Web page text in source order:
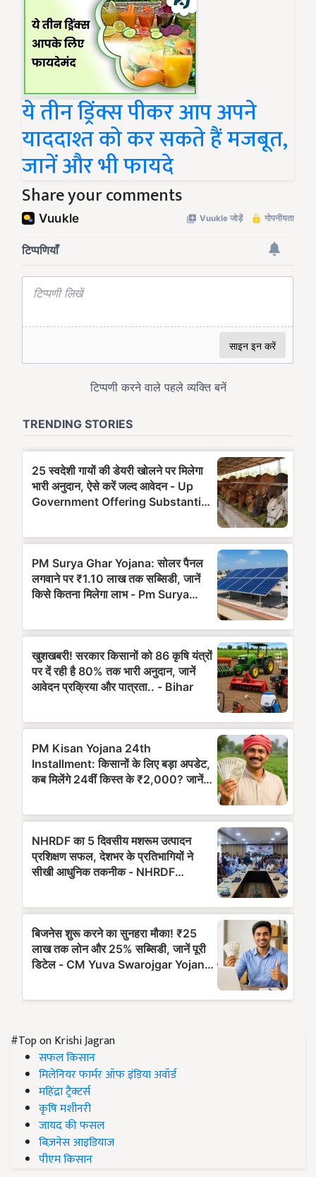
ये तीन ड्रिंक्स पीकर आप अपने
याददाश्त को कर सकते हैं मजबूत,
जानें और भी फायदे
Share your comments
#Top on Krishi Jagran
सफल किसान
मिलेनियर फार्मर ऑफ इंडिया अवॉर्ड
महिंद्रा ट्रैक्टर्स
कृषि मशीनरी
जायद की फसल
बिज़नेस आइडियाज
पीएम किसान